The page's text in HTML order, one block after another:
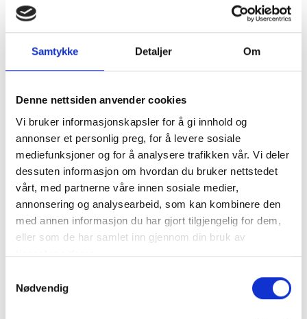
Samtykke Detaljer Om
Denne nettsiden anvender cookies
Vi bruker informasjonskapsler for å gi innhold og
annonser et personlig preg, for å levere sosiale
mediefunksjoner og for å analysere trafikken vår. Vi deler
dessuten informasjon om hvordan du bruker nettstedet
vårt, med partnerne våre innen sosiale medier,
annonsering og analysearbeid, som kan kombinere den
med annen informasjon du har gjort tilgjengelig for dem,
eller som de har samlet inn gjennom din bruk av
tjenestene deres.
Nødvendig
YEU=europeisk marinisering
128990-42500
128990-42510
128995-42500
Spesifikasjon